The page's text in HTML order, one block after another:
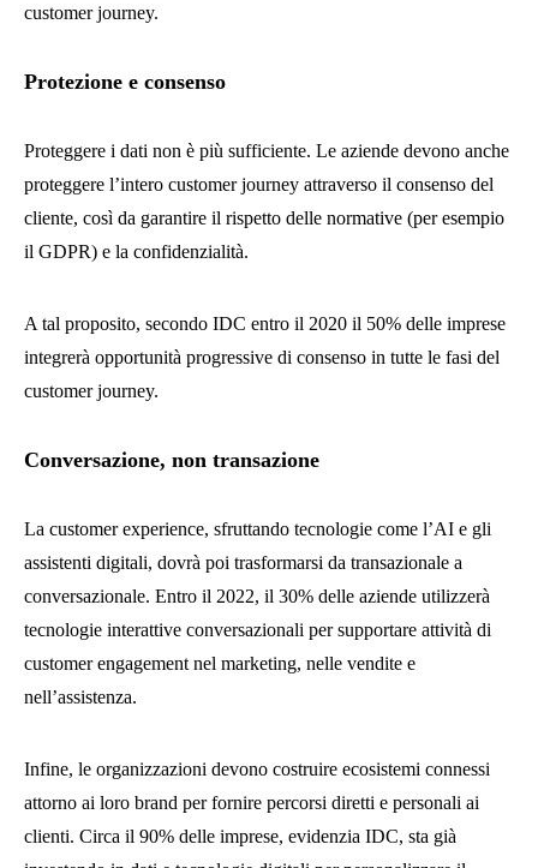
customer journey.
Protezione e consenso
Proteggere i dati non è più sufficiente. Le aziende devono anche
proteggere l’intero customer journey attraverso il consenso del
cliente, così da garantire il rispetto delle normative (per esempio
il GDPR) e la confidenzialità.
A tal proposito, secondo IDC entro il 2020 il 50% delle imprese
integrerà opportunità progressive di consenso in tutte le fasi del
customer journey.
Conversazione, non transazione
La customer experience, sfruttando tecnologie come l’AI e gli
assistenti digitali, dovrà poi trasformarsi da transazionale a
conversazionale. Entro il 2022, il 30% delle aziende utilizzerà
tecnologie interattive conversazionali per supportare attività di
customer engagement nel marketing, nelle vendite e
nell’assistenza.
Infine, le organizzazioni devono costruire ecosistemi connessi
attorno ai loro brand per fornire percorsi diretti e personali ai
clienti. Circa il 90% delle imprese, evidenzia IDC, sta già